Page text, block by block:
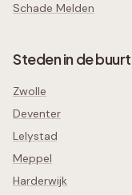
Schade Melden
Steden in de buurt
Zwolle
Deventer
Lelystad
Meppel
Harderwijk